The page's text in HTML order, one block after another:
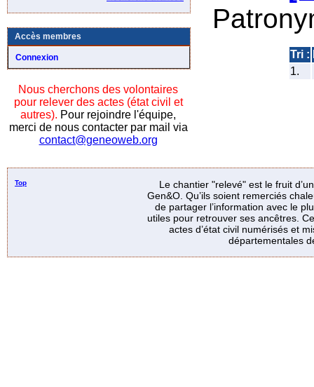
Accès membres
Connexion
Nous cherchons des volontaires
pour relever des actes (état civil et
autres). Pour rejoindre l'équipe,
merci de nous contacter par mail via
contact@geneoweb.org
Tri :
1.
Top
Le chantier "relevé" est le fruit
Gen&O. Qu’ils soient remerciés
de partager l’information avec le
utiles pour retrouver ses ancêtres.
actes d’état civil numérisés et
départementales